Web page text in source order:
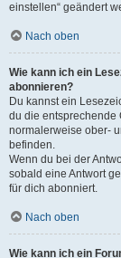
einstellen“ geändert
Nach oben
Wie kann ich ein
abonnieren?
Du kannst ein
du die entsprechende
normalerweise ober-
befinden.
Wenn du bei der
sobald eine Antwort
für dich abonniert.
Nach oben
Wie kann ich ein